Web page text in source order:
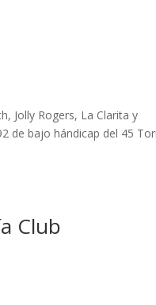
Jolly Rogers, La Clarita y
de bajo hándicap del 45
Club